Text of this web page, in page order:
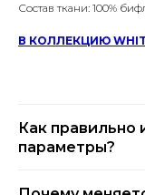
Состав ткани: 100%
В КОЛЛЕКЦИЮ
Как правильно
параметры?